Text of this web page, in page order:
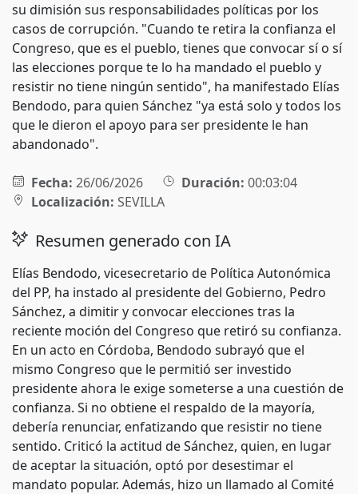
su dimisión sus responsabilidades políticas por los
casos de corrupción. "Cuando te retira la confianza el
Congreso, que es el pueblo, tienes que convocar sí o sí
las elecciones porque te lo ha mandado el pueblo y
resistir no tiene ningún sentido", ha manifestado Elías
Bendodo, para quien Sánchez "ya está solo y todos los
que le dieron el apoyo para ser presidente le han
abandonado".
Fecha: 26/06/2026 Duración: 00:03:04
Localización: SEVILLA
Resumen generado con IA
Elías Bendodo, vicesecretario de Política Autonómica
del PP, ha instado al presidente del Gobierno, Pedro
Sánchez, a dimitir y convocar elecciones tras la
reciente moción del Congreso que retiró su confianza.
En un acto en Córdoba, Bendodo subrayó que el
mismo Congreso que le permitió ser investido
presidente ahora le exige someterse a una cuestión de
confianza. Si no obtiene el respaldo de la mayoría,
debería renunciar, enfatizando que resistir no tiene
sentido. Criticó la actitud de Sánchez, quien, en lugar
de aceptar la situación, optó por desestimar el
mandato popular. Además, hizo un llamado al Comité